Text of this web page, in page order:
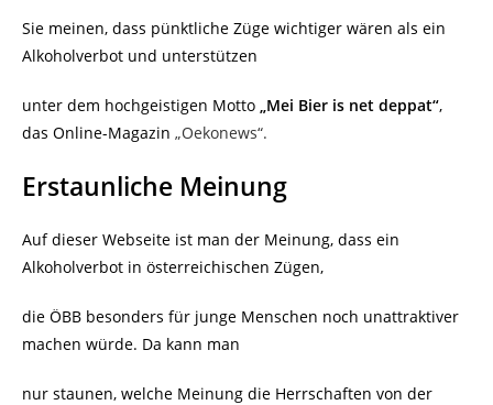
Sie meinen, dass pünktliche Züge wichtiger wären als ein
Alkoholverbot und unterstützen
unter dem hochgeistigen Motto „Mei Bier is net deppat“,
das Online-Magazin „Oekonews“.
Erstaunliche Meinung
Auf dieser Webseite ist man der Meinung, dass ein
Alkoholverbot in österreichischen Zügen,
die ÖBB besonders für junge Menschen noch unattraktiver
machen würde. Da kann man
nur staunen, welche Meinung die Herrschaften von der